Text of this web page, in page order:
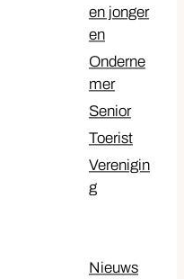
en jonger
en
Onderne
mer
Senior
Toerist
Verenigin
g
Nieuws